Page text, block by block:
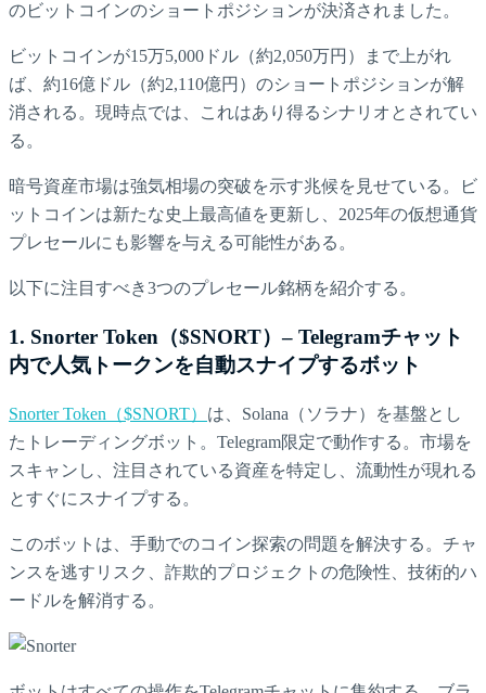
のビットコインのショートポジションが決済されました。
ビットコインが15万5,000ドル（約2,050万円）まで上がれ
ば、約16億ドル（約2,110億円）のショートポジションが解
消される。現時点では、これはあり得るシナリオとされてい
る。
暗号資産市場は強気相場の突破を示す兆候を見せている。ビ
ットコインは新たな史上最高値を更新し、2025年の仮想通貨
プレセールにも影響を与える可能性がある。
以下に注目すべき3つのプレセール銘柄を紹介する。
1. Snorter Token（$SNORT）– Telegramチャット
内で人気トークンを自動スナイプするボット
Snorter Token（$SNORT） は、Solana（ソラナ）を基盤とし
たトレーディングボット。Telegram限定で動作する。市場を
スキャンし、注目されている資産を特定し、流動性が現れる
とすぐにスナイプする。
このボットは、手動でのコイン探索の問題を解決する。チャ
ンスを逃すリスク、詐欺的プロジェクトの危険性、技術的ハ
ードルを解消する。